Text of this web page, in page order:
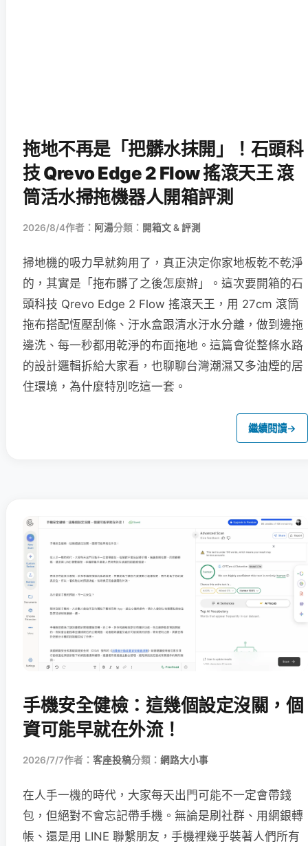
拖地不再是「把髒水抹開」！石頭科
技 Qrevo Edge 2 Flow 搖滾天王 滾
筒活水掃拖機器人開箱評測
2026/8/4作者： 阿湯分類： 開箱文 & 評測
掃地機的吸力早就夠用了，真正決定你家地板乾不乾淨
的，其實是「拖布髒了之後怎麼辦」。這次要開箱的石
頭科技 Qrevo Edge 2 Flow 搖滾天王，用 27cm 滾筒
拖布搭配恆壓刮條、汙水盒跟清水汙水分離，做到邊拖
邊洗、每一秒都用乾淨的布面拖地。這篇會從整條水路
的設計邏輯拆給大家看，也聊聊台灣潮濕又多油煙的居
住環境，為什麼特別吃這一套。
繼續閱讀→
手機安全健檢：這幾個設定沒關，個
資可能早就在外流！
2026/7/7作者： 客座投稿分類： 網路大小事
在人手一機的時代，大家每天出門可能不一定會帶錢
包，但絕對不會忘記帶手機。無論是刷社群、用網銀轉
帳、還是用 LINE 聯繫朋友，手機裡幾乎裝著人們所有